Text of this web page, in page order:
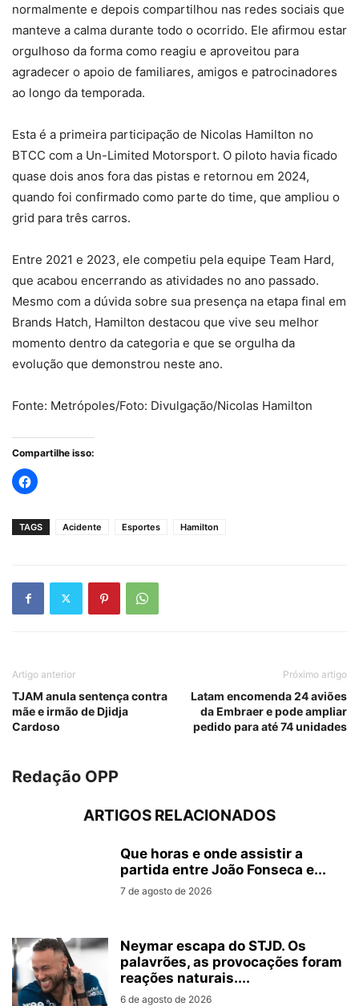
normalmente e depois compartilhou nas redes sociais que
manteve a calma durante todo o ocorrido. Ele afirmou estar
orgulhoso da forma como reagiu e aproveitou para
agradecer o apoio de familiares, amigos e patrocinadores
ao longo da temporada.
Esta é a primeira participação de Nicolas Hamilton no
BTCC com a Un-Limited Motorsport. O piloto havia ficado
quase dois anos fora das pistas e retornou em 2024,
quando foi confirmado como parte do time, que ampliou o
grid para três carros.
Entre 2021 e 2023, ele competiu pela equipe Team Hard,
que acabou encerrando as atividades no ano passado.
Mesmo com a dúvida sobre sua presença na etapa final em
Brands Hatch, Hamilton destacou que vive seu melhor
momento dentro da categoria e que se orgulha da
evolução que demonstrou neste ano.
Fonte: Metrópoles/Foto: Divulgação/Nicolas Hamilton
Compartilhe isso:
TAGS Acidente Esportes Hamilton
Artigo anterior
TJAM anula sentença contra
mãe e irmão de Djidja
Cardoso
Próximo artigo
Latam encomenda 24 aviões
da Embraer e pode ampliar
pedido para até 74 unidades
Redação OPP
ARTIGOS RELACIONADOS
Que horas e onde assistir a
partida entre João Fonseca e...
7 de agosto de 2026
Neymar escapa do STJD. Os
palavrões, as provocações foram
reações naturais....
6 de agosto de 2026